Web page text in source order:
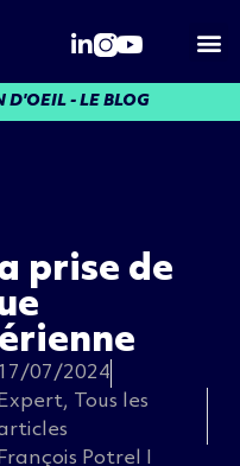
D'OEIL - LE BLOG
prise de
07/2024
Expert, Tous les
François Potrel I